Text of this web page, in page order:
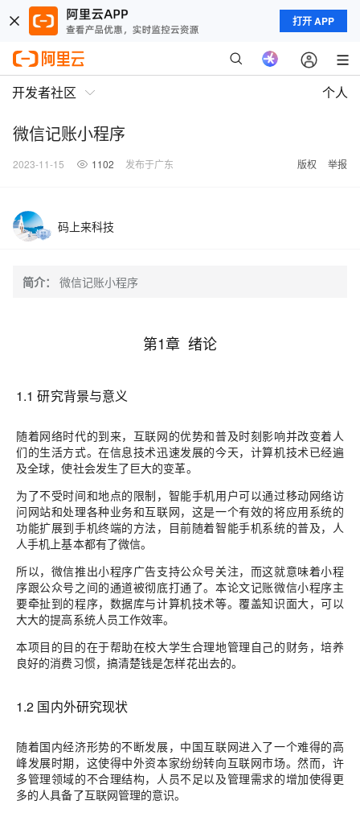
打开 APP
开发者社区 个人
微信记账小程序
2023-11-15 1102 发布于广东 版权 举报
码上来科技
简介： 微信记账小程序
第1章 绪论
1.1 研究背景与意义
随着网络时代的到来，互联网的优势和普及时刻影响并改变着人
们的生活方式。在信息技术迅速发展的今天，计算机技术已经遍
及全球，使社会发生了巨大的变革。
为了不受时间和地点的限制，智能手机用户可以通过移动网络访
问网站和处理各种业务和互联网，这是一个有效的将应用系统的
功能扩展到手机终端的方法，目前随着智能手机系统的普及，人
人手机上基本都有了微信。
所以，微信推出小程序广告支持公众号关注，而这就意味着小程
序跟公众号之间的通道被彻底打通了。本论文记账微信小程序主
要牵扯到的程序，数据库与计算机技术等。覆盖知识面大，可以
大大的提高系统人员工作效率。
本项目的目的在于帮助在校大学生合理地管理自己的财务，培养
良好的消费习惯，搞清楚钱是怎样花出去的。
1.2 国内外研究现状
随着国内经济形势的不断发展，中国互联网进入了一个难得的高
峰发展时期，这使得中外资本家纷纷转向互联网市场。然而，许
多管理领域的不合理结构，人员不足以及管理需求的增加使得更
多的人具备了互联网管理的意识。